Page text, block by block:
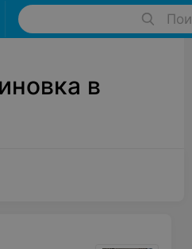
в